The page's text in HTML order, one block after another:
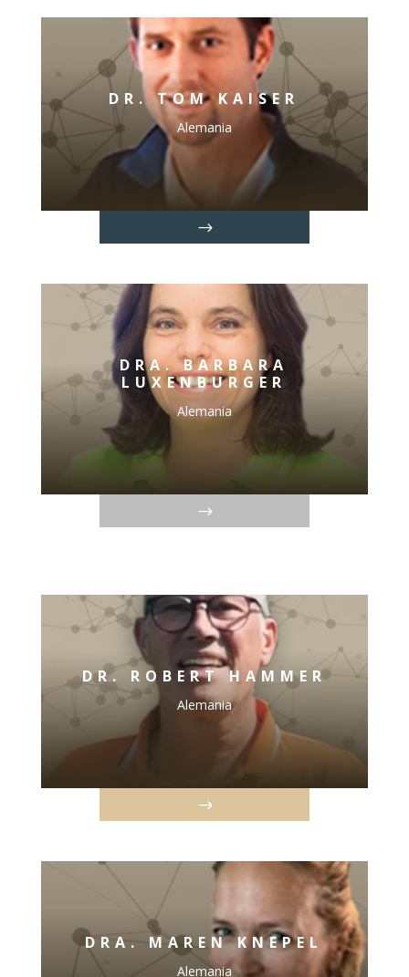
DR. TOM KAISER
Alemania
DRA. BARBARA
LUXENBURGER
Alemania
DR. ROBERT HAMMER
Alemania
DRA. MAREN KNEPEL
Alemania